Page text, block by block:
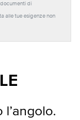
di
alle tue esigenze non